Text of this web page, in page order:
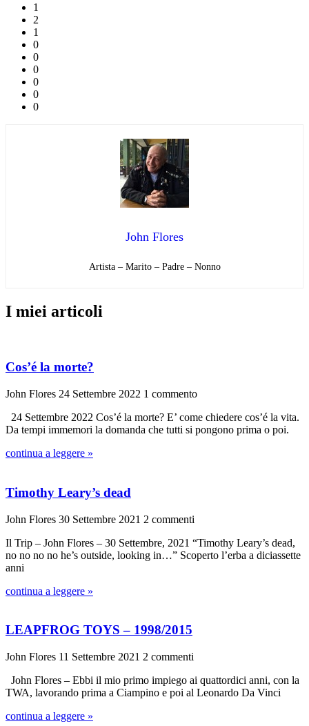
1
2
1
0
0
0
0
0
0
John Flores
Artista – Marito – Padre – Nonno
I miei articoli
Cos’é la morte?
John Flores 24 Settembre 2022 1 commento
24 Settembre 2022 Cos’é la morte? E’ come chiedere cos’é la vita.
Da tempi immemori la domanda che tutti si pongono prima o poi.
continua a leggere »
Timothy Leary’s dead
John Flores 30 Settembre 2021 2 commenti
Il Trip – John Flores – 30 Settembre, 2021 “Timothy Leary’s dead,
no no no no he’s outside, looking in…” Scoperto l’erba a diciassette
anni
continua a leggere »
LEAPFROG TOYS – 1998/2015
John Flores 11 Settembre 2021 2 commenti
John Flores – Ebbi il mio primo impiego ai quattordici anni, con la
TWA, lavorando prima a Ciampino e poi al Leonardo Da Vinci
continua a leggere »